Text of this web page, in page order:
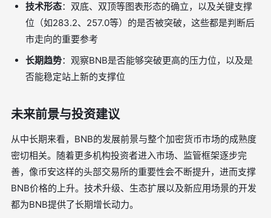
技术形态：双底、双顶等图表形态的确立，以及关键支撑
位（如283.2、257.0等）的是否被突破，这些都是判断后
市走向的重要参考
长期趋势：观察BNB是否能够突破更高的压力位，以及是
否能稳定站上新的支撑位
未来前景与投资建议
从中长期来看，BNB的发展前景与整个加密货币市场的成熟度
密切相关。随着更多机构投资者进入市场、监管框架逐步完
善，像币安这样的头部交易所的重要性会不断提升，进而支撑
BNB价格的上升。技术升级、生态扩展以及新应用场景的开发
都为BNB提供了长期增长动力。